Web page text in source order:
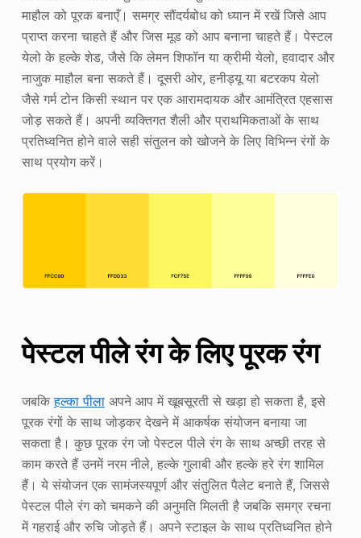
माहौल को पूरक बनाएँ। समग्र सौंदर्यबोध को ध्यान में रखें जिसे आप
प्राप्त करना चाहते हैं और जिस मूड को आप बनाना चाहते हैं। पेस्टल
येलो के हल्के शेड, जैसे कि लेमन शिफॉन या क्रीमी येलो, हवादार और
नाजुक माहौल बना सकते हैं। दूसरी ओर, हनीड्यू या बटरकप येलो
जैसे गर्म टोन किसी स्थान पर एक आरामदायक और आमंत्रित एहसास
जोड़ सकते हैं। अपनी व्यक्तिगत शैली और प्राथमिकताओं के साथ
प्रतिध्वनित होने वाले सही संतुलन को खोजने के लिए विभिन्न रंगों के
साथ प्रयोग करें।
पेस्टल पीले रंग के लिए पूरक रंग
जबकिहल्का पीलाअपने आप में खूबसूरती से खड़ा हो सकता है, इसे
पूरक रंगों के साथ जोड़कर देखने में आकर्षक संयोजन बनाया जा
सकता है। कुछ पूरक रंग जो पेस्टल पीले रंग के साथ अच्छी तरह से
काम करते हैं उनमें नरम नीले, हल्के गुलाबी और हल्के हरे रंग शामिल
हैं। ये संयोजन एक सामंजस्यपूर्ण और संतुलित पैलेट बनाते हैं, जिससे
पेस्टल पीले रंग को चमकने की अनुमति मिलती है जबकि समग्र रचना
में गहराई और रुचि जोड़ते हैं। अपने स्टाइल के साथ प्रतिध्वनित होने